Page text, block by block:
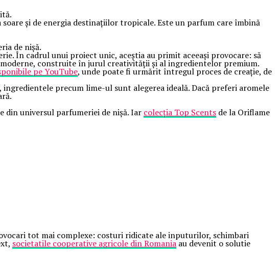
și de energia destinațiilor tropicale. Este un parfum care îmbină
de nișă.
În cadrul unui proiect unic, aceștia au primit aceeași provocare: să
construite în jurul creativității și al ingredientelor premium.
pe YouTube, unde poate fi urmărit întregul proces de creație, de
precum lime-ul sunt alegerea ideală. Dacă preferi aromele
din universul parfumeriei de nișă. Iar colecția Top Scents de la Oriflame
tot mai complexe: costuri ridicate ale inputurilor, schimbari
societatile cooperative agricole din Romaniaau devenit o solutie